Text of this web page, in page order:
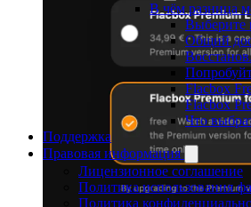
В чём разница
Выберите
Общий
Flacbox
Flacbox
Что
Поддержка
Правовая информация
Лицензионное соглашение
Политика использования
Политика